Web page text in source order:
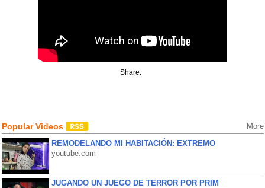
Share:
Popular Videos More
REMODELANDO MI HABITACIÓN: EXTREMO
youtube.com
JUGANDO UN JUEGO DE TERROR POR PRIM